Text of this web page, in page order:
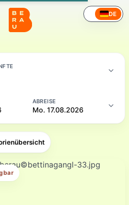
DE
ABREISE
Mo. 17.08.2026